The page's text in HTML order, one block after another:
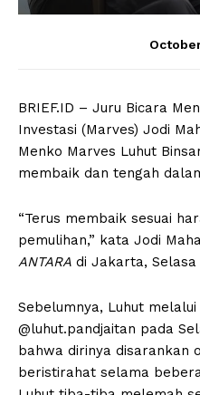
BRIEF.ID – Juru Bicara
Investasi (Marves) Jodi
Menko Marves Luhut
membaik dan tengah
“Terus membaik sesuai
pemulihan,” kata Jodi
ANTARA di Jakarta, Selasa
Sebelumnya, Luhut
@luhut.pandjaitan pada
bahwa dirinya disarankan
beristirahat selama